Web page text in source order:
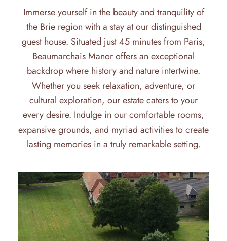
Immerse yourself in the beauty and tranquility of
the Brie region with a stay at our distinguished
guest house. Situated just 45 minutes from Paris,
Beaumarchais Manor offers an exceptional
backdrop where history and nature intertwine.
Whether you seek relaxation, adventure, or
cultural exploration, our estate caters to your
every desire. Indulge in our comfortable rooms,
expansive grounds, and myriad activities to create
lasting memories in a truly remarkable setting.